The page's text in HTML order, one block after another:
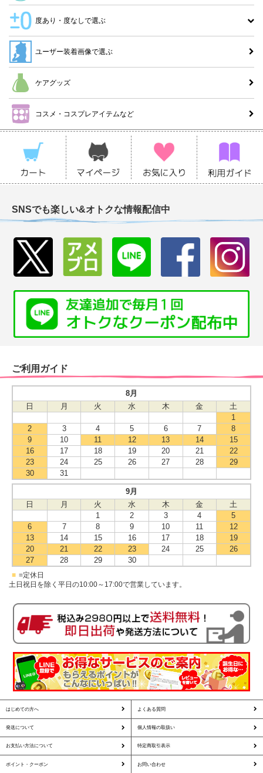
度あり・度なしで選ぶ
ユーザー装着画像で選ぶ
ケアグッズ
コスメ・コスプレアイテムなど
SNSでも楽しい&オトクな情報配信中
ご利用ガイド
8月
日
月 火 水 木 金
土
1
2
3 4 5 6 7
8
9
10 11 12 13 14
15
16
17 18 19 20 21
22
23
24 25 26 27 28
29
30
31
9月
日
月 火 水 木 金
土
1
2 3 4
5
6
7 8 9 10 11
12
13
14 15 16 17 18
19
20
21 22 23 24 25
26
27
28 29 30
■ =定休日
土日祝日を除く平日の10:00～17:00で営業しています。
はじめての方へ よくある質問
発送について 個人情報の取扱い
お支払い方法について 特定商取引表示
ポイント・クーポン お問い合わせ